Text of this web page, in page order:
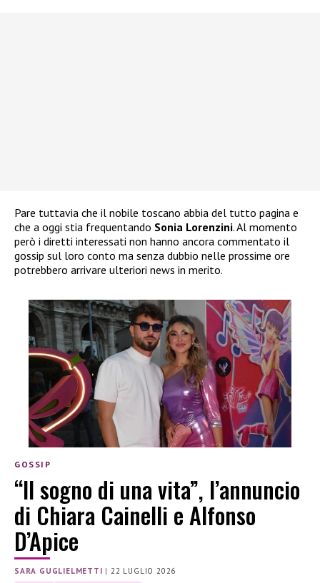
Pare tuttavia che il nobile toscano abbia del tutto pagina e
che a oggi stia frequentando Sonia Lorenzini. Al momento
però i diretti interessati non hanno ancora commentato il
gossip sul loro conto ma senza dubbio nelle prossime ore
potrebbero arrivare ulteriori news in merito.
GOSSIP
“Il sogno di una vita”, l’annuncio
di Chiara Cainelli e Alfonso
D’Apice
SARA GUGLIELMETTI | 22 LUGLIO 2026